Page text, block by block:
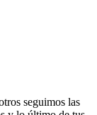
seguimos las